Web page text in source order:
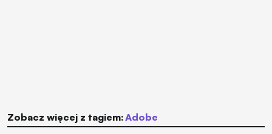
Zobacz więcej z tagiem: Adobe